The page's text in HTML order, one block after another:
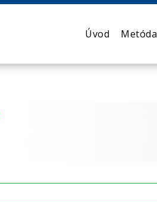
Úvod Metóda